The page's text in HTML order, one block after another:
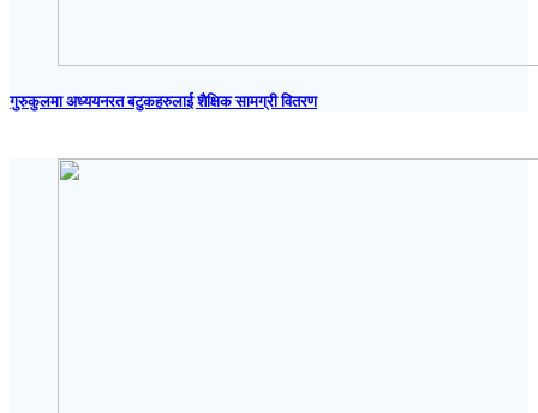
गुरुकुलमा अध्ययनरत बटुकहरुलाई शैक्षिक सामग्री वितरण